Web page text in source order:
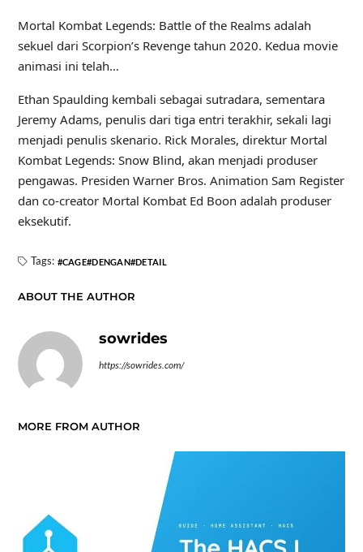
Mortal Kombat Legends: Battle of the Realms adalah
sekuel dari Scorpion’s Revenge tahun 2020. Kedua movie
animasi ini telah…
Ethan Spaulding kembali sebagai sutradara, sementara
Jeremy Adams, penulis dari tiga entri terakhir, sekali lagi
menjadi penulis skenario. Rick Morales, direktur Mortal
Kombat Legends: Snow Blind, akan menjadi produser
pengawas. Presiden Warner Bros. Animation Sam Register
dan co-creator Mortal Kombat Ed Boon adalah produser
eksekutif.
Tags: CAGE DENGAN DETAIL
ABOUT THE AUTHOR
sowrides
https://sowrides.com/
MORE FROM AUTHOR